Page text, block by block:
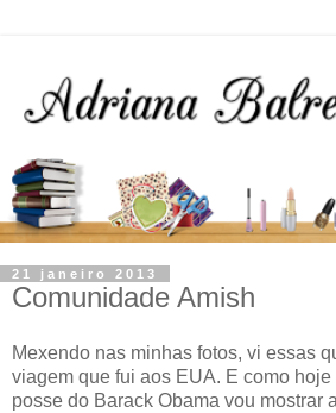
21 janeiro 2013
Comunidade Amish
Mexendo nas minhas fotos, vi essas
viagem que fui aos EUA. E como
posse do Barack Obama vou mostrar